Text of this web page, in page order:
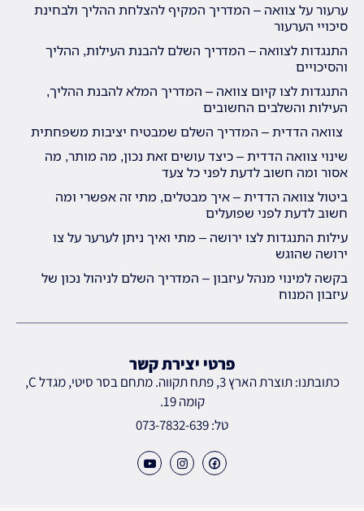
ערעור על צוואה – המדריך המקיף להצלחת ההליך ולבחינת
סיכויי הערעור
התנגדות לצוואה – המדריך השלם להבנת העילות, ההליך
והסיכויים
התנגדות לצו קיום צוואה – המדריך המלא להבנת ההליך,
העילות והשלבים החשובים
צוואה הדדית – המדריך השלם שמבטיח יציבות משפחתית
שינוי צוואה הדדית – כיצד עושים זאת נכון, מה מותר, מה
אסור ומה חשוב לדעת לפני כל צעד
ביטול צוואה הדדית – איך מבטלים, מתי זה אפשרי ומה
חשוב לדעת לפני שפועלים
עילות התנגדות לצו ירושה – מתי ואיך ניתן לערער על צו
ירושה שהוגש
בקשה למינוי מנהל עיזבון – המדריך השלם לניהול נכון של
עיזבון המנוח
פרטי יצירת קשר
כתובתנו: תוצרת הארץ 3, פתח תקווה. מתחם בסר סיטי, מגדל C,
קומה 19.
טל: 073-7832-639